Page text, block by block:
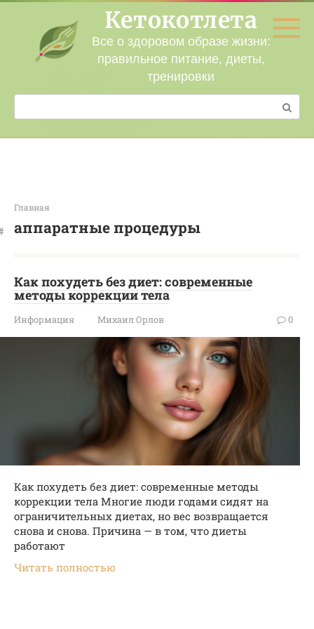
Перейти
контенту
Кетокотлета
Все о здоровом образе жизни:
правильное питание, диеты,
тренировки
Поиск:
Главная
аппаратные процедуры
Как похудеть без диет: современные
методы коррекции тела
Информация Михаил Орлов 0
Как похудеть без диет: современные методы
коррекции тела Многие люди годами сидят на
ограничительных диетах, но вес возвращается
снова и снова. Причина — в том, что диеты
работают
Читать полностью